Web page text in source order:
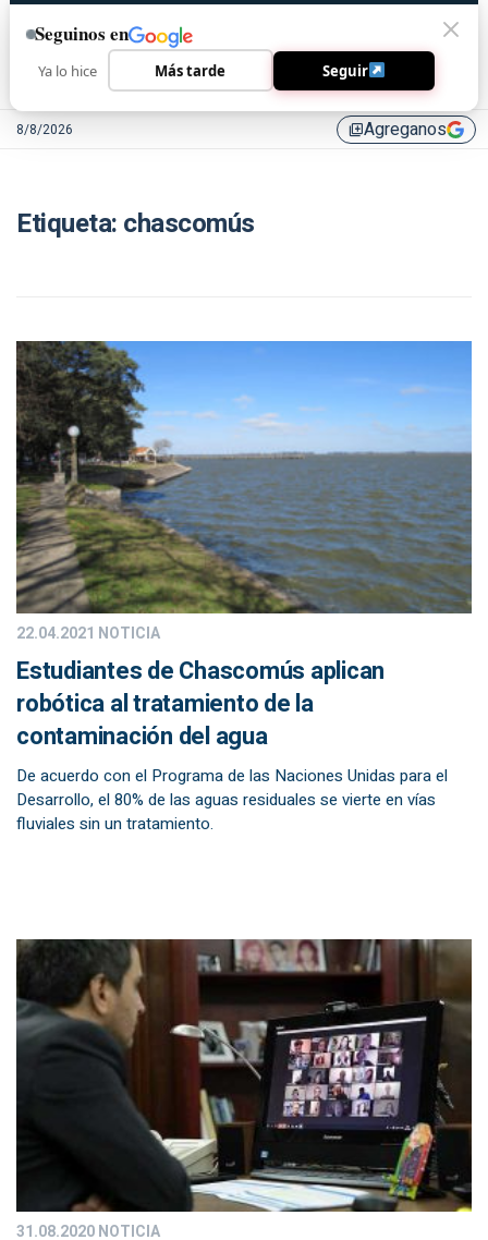
8/8/2026 library_addAgreganos
Etiqueta: chascomús
22.04.2021 NOTICIA
Estudiantes de Chascomús aplican
robótica al tratamiento de la
contaminación del agua
De acuerdo con el Programa de las Naciones Unidas para el
Desarrollo, el 80% de las aguas residuales se vierte en vías
fluviales sin un tratamiento.
31.08.2020NOTICIA
Seguinos en
Ya lo hice Más tarde Seguir